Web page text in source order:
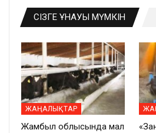
СІЗГЕ ҰНАУЫ МҮМКІН
ЖАҢАЛЫҚТАР
Жамбыл облысында мал